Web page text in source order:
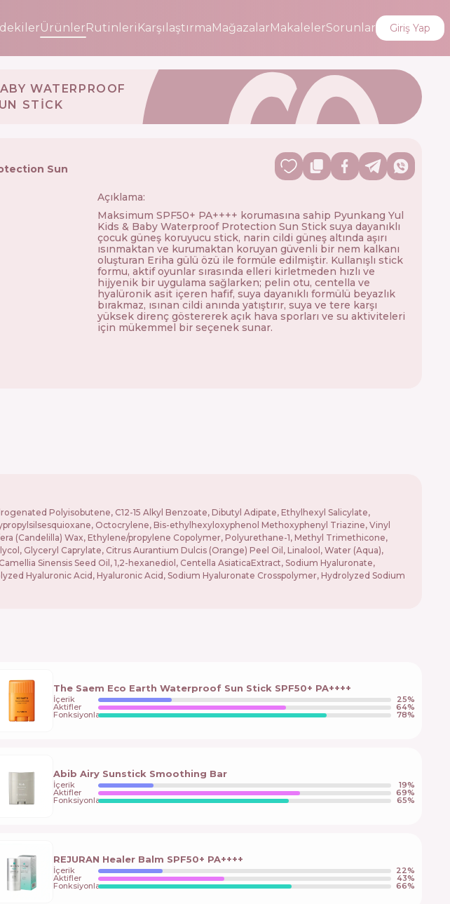
ÜrünlerRutinleri KarşılaştırmaMağazalarMakalelerSorunlar Giriş Yap
WATERPROOF
STICK
Sun
Açıklama:
Maksimum SPF50+ PA++++ korumasına sahip Pyunkang Yul
Kids & Baby Waterproof Protection Sun Stick suya dayanıklı
çocuk güneş koruyucu stick, narin cildi güneş altında aşırı
ısınmaktan ve kurumaktan koruyan güvenli bir nem kalkanı
oluşturan Eriha gülü özü ile formüle edilmiştir. Kullanışlı stick
formu, aktif oyunlar sırasında elleri kirletmeden hızlı ve
hijyenik bir uygulama sağlarken; pelin otu, centella ve
hyalüronik asit içeren hafif, suya dayanıklı formülü beyazlık
bırakmaz, ısınan cildi anında yatıştırır, suya ve tere karşı
yüksek direnç göstererek açık hava sporları ve su aktiviteleri
için mükemmel bir seçenek sunar.
Polyisobutene, C12-15 Alkyl Benzoate, Dibutyl Adipate, Ethylhexyl Salicylate,
Octocrylene, Bis-ethylhexyloxyphenol Methoxyphenyl Triazine, Vinyl
(Candelilla) Wax, Ethylene/propylene Copolymer, Polyurethane-1, Methyl Trimethicone,
Glyceryl Caprylate, Citrus Aurantium Dulcis (Orange) Peel Oil, Linalool, Water (Aqua),
Sinensis Seed Oil, 1,2-hexanediol, Centella AsiaticaExtract, Sodium Hyaluronate,
Hyaluronic Acid, Hyaluronic Acid, Sodium Hyaluronate Crosspolymer, Hydrolyzed Sodium
The Saem Eco Earth Waterproof Sun Stick SPF50+ PA++++
İçerik 25%
Aktifler 64%
Fonksiyonlar 78%
Abib Airy Sunstick Smoothing Bar
İçerik 19%
Aktifler 69%
Fonksiyonlar 65%
REJURAN Healer Balm SPF50+ PA++++
İçerik 22%
Aktifler 43%
Fonksiyonlar 66%